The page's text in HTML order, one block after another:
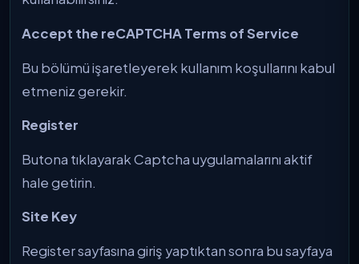
Accept the reCAPTCHA Terms of Service
Bu bölümü işaretleyerek kullanım koşullarını kabul
etmeniz gerekir.
Register
Butona tıklayarak Captcha uygulamalarını aktif
hale getirin.
Site Key
Register sayfasına giriş yaptıktan sonra bu sayfaya